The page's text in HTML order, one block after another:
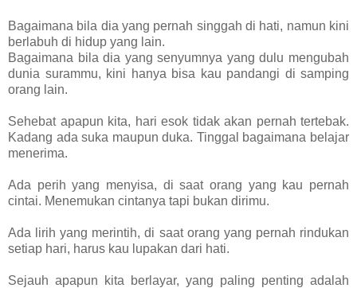
Bagaimana bila dia yang pernah singgah di hati, namun kini
berlabuh di hidup yang lain.
Bagaimana bila dia yang senyumnya yang dulu mengubah
dunia surammu, kini hanya bisa kau pandangi di samping
orang lain.
Sehebat apapun kita, hari esok tidak akan pernah tertebak.
Kadang ada suka maupun duka. Tinggal bagaimana belajar
menerima.
Ada perih yang menyisa, di saat orang yang kau pernah
cintai. Menemukan cintanya tapi bukan dirimu.
Ada lirih yang merintih, di saat orang yang pernah rindukan
setiap hari, harus kau lupakan dari hati.
Sejauh apapun kita berlayar, yang paling penting adalah